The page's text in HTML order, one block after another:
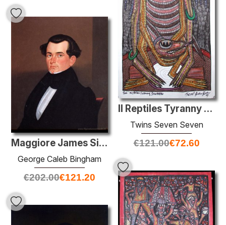
Il Reptiles Tyranny Drummer
Twins Seven Seven
€121.00€72.60
Maggiore James Sidney Rollins
George Caleb Bingham
€202.00€121.20